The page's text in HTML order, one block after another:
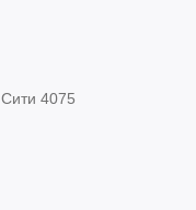
Сити 4075